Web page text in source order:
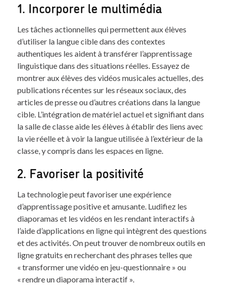
1. Incorporer le multimédia
Les tâches actionnelles qui permettent aux élèves
d’utiliser la langue cible dans des contextes
authentiques les aident à transférer l’apprentissage
linguistique dans des situations réelles. Essayez de
montrer aux élèves des vidéos musicales actuelles, des
publications récentes sur les réseaux sociaux, des
articles de presse ou d’autres créations dans la langue
cible. L’intégration de matériel actuel et signifiant dans
la salle de classe aide les élèves à établir des liens avec
la vie réelle et à voir la langue utilisée à l’extérieur de la
classe, y compris dans les espaces en ligne.
2. Favoriser la positivité
La technologie peut favoriser une expérience
d’apprentissage positive et amusante. Ludifiez les
diaporamas et les vidéos en les rendant interactifs à
l’aide d’applications en ligne qui intègrent des questions
et des activités. On peut trouver de nombreux outils en
ligne gratuits en recherchant des phrases telles que
« transformer une vidéo en jeu-questionnaire » ou
« rendre un diaporama interactif ».